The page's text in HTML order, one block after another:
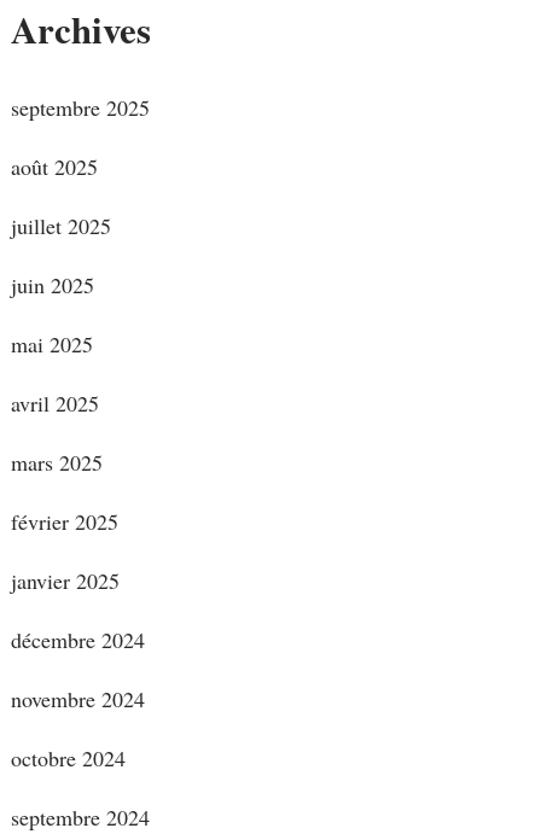
Archives
septembre 2025
août 2025
juillet 2025
juin 2025
mai 2025
avril 2025
mars 2025
février 2025
janvier 2025
décembre 2024
novembre 2024
octobre 2024
septembre 2024